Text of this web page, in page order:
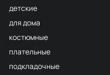
F257 Аквамарин
203/1
1Т.Бирюзовый
детские
для дома
костюмные
плательные
подкладочные